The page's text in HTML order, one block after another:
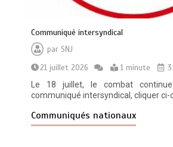
Communiqué intersyndical
par SNJ
21 juillet 2026
1 minute
Le 18 juillet, le combat
communiqué intersyndical, cliquer ci-
Communiqués nationaux